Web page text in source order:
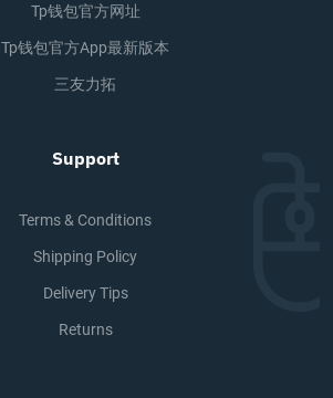
Tp钱包官方网址
Tp钱包官方app最新版本
三友力拓
Support
Terms & Conditions
Shipping Policy
Delivery Tips
Returns